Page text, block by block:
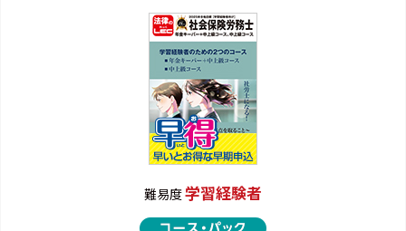
難易度学習経験者